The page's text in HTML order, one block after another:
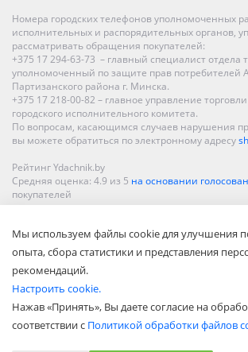
Номера городских телефонов уполномоченных
исполнительных и распорядительных органов,
рассматривать обращения покупателей:
+375 17 294-63-73 – главный специалист отдела
уполномоченный по защите прав потребителей
Партизанского района г. Минска.
+375 17 218-00-82 – главное управление
городского исполнительного комитета.
По вопросам, касающимся случаев нарушения
вы можете обратиться по электронному адресу
Рейтинг Ydachnik.by
Средняя оценка: 4.9 из 5 на основании
покупателей
Гродно, Могилеве, Бобруйске, Барановичах,
Новополоцке, Пинске, Солигорске. При заказе в
доставка осуществляется по всей Беларуси.
Мы используем файлы cookie для улучшения
опыта, сбора статистики и представления
рекомендаций.
Настроить cookie.
Нажав «Принять», Вы даете согласие на
соответствии с Политикой обработки файлов